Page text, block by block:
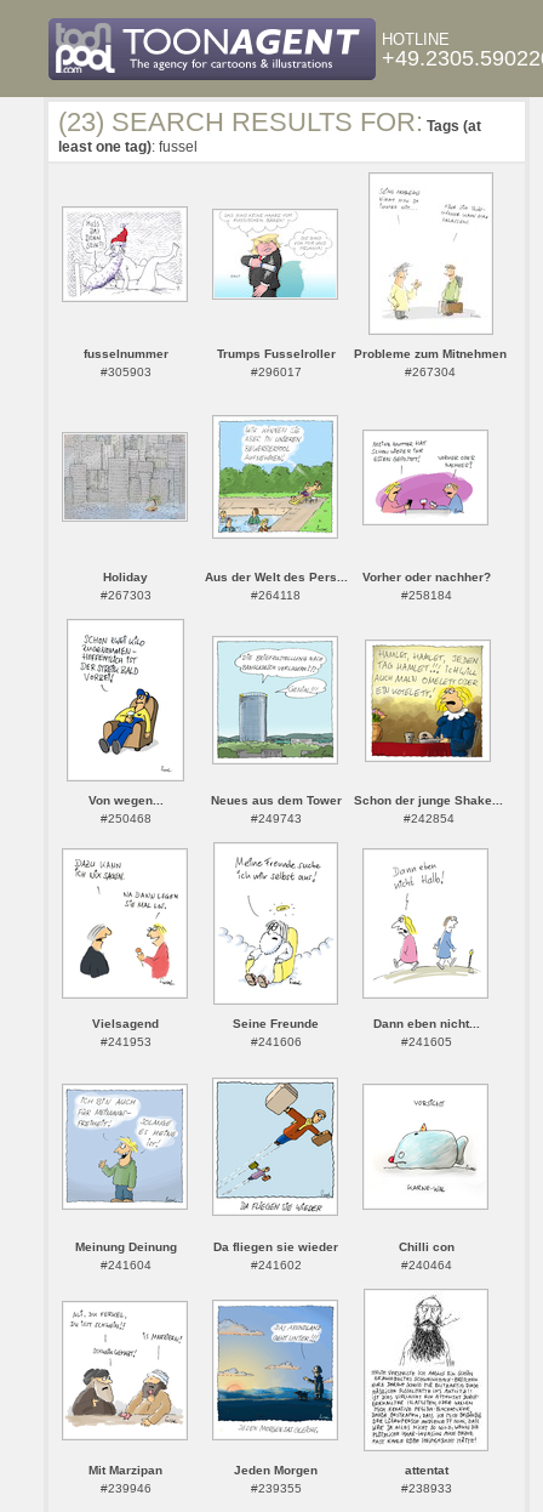
HOTLINE
(23) SEARCH RESULTS FOR: Tags (at
least one tag): fussel
fusselnummer
#305903
Trumps Fusselroller
#296017
Probleme zum Mitnehmen
#267304
Holiday
#267303
Aus der Welt des Pers...
#264118
Vorher oder nachher?
#258184
Von wegen...
#250468
Neues aus dem Tower
#249743
Schon der junge Shake...
#242854
Vielsagend
#241953
Seine Freunde
#241606
Dann eben nicht...
#241605
Meinung Deinung
#241604
Da fliegen sie wieder
#241602
Chilli con
#240464
Mit Marzipan
#239946
Jeden Morgen
#239355
attentat
#238933